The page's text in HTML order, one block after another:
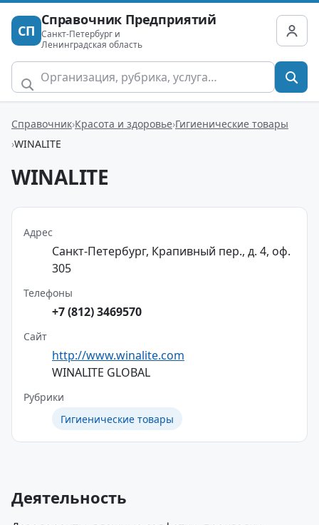
СП
Справочник Предприятий
Санкт-Петербург и
Ленинградская область
Справочник Красота и здоровье Гигиенические товары
WINALITE
WINALITE
Адрес
Санкт-Петербург, Крапивный пер., д. 4, оф.
305
Телефоны
+7 (812) 3469570
Сайт
http://www.winalite.com
WINALITE GLOBAL
Рубрики
Гигиенические товары
Деятельность